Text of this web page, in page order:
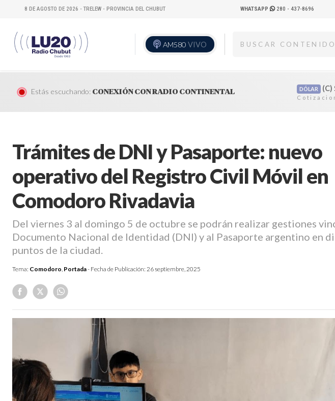
8 DE AGOSTO DE 2026 - TRELEW - PROVINCIA DEL CHUBUT WHATSAPP 280 - 437-8696
AM580 VIVO
Estás escuchando: CONEXIÓN CON RADIO CONTINENTAL DÓLAR (C)
Trámites de DNI y Pasaporte: nuevo
operativo del Registro Civil Móvil en
Comodoro Rivadavia
Del viernes 3 al domingo 5 de octubre se podrán realizar gestiones
Documento Nacional de Identidad (DNI) y al Pasaporte argentino en
puntos de la ciudad.
Tema: Comodoro, Portada- Fecha de Publicación: 26 septiembre, 2025